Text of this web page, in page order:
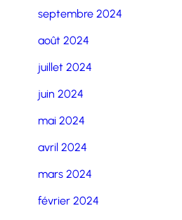
septembre 2024
août 2024
juillet 2024
juin 2024
mai 2024
avril 2024
mars 2024
février 2024